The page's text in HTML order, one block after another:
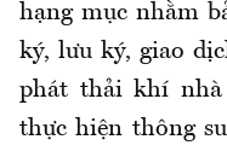
hạng mục nhằm
ký, lưu ký, giao
phát thải khí
thực hiện thông